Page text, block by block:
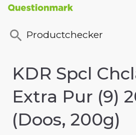
Productchecker
KDR Spcl
Extra Pur (9)
(Doos, 200g)